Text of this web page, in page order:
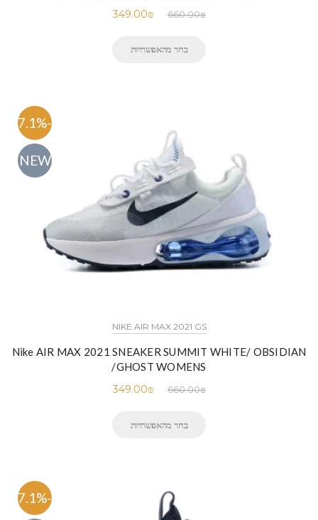
660.00₪
349.00₪
בחר מהאפשרויות
-47.1%
NEW
NIKE AIR MAX 2021 GS
Nike AIR MAX 2021 SNEAKER SUMMIT WHITE/ OBSIDIAN
/GHOST WOMENS
660.00₪
349.00₪
בחר מהאפשרויות
-47.1%